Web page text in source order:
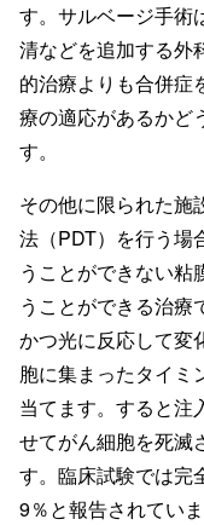
す。サルベージ手術
清などを追加する外
的治療よりも合併症
療の適応があるかど
す。
その他に限られた施
法（PDT）を行う場
うことができない
うことができる治療
かつ光に反応して変
胞に集まったタイミ
当てます。すると注
せてがん細胞を死滅
す。臨床試験では完
9％と報告されていま